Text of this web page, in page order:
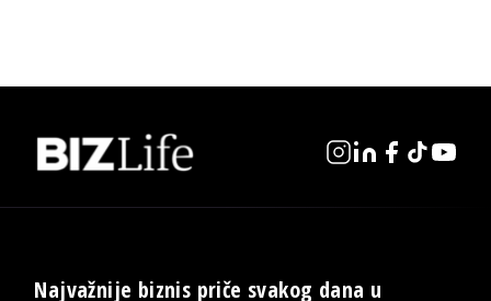
Najvažnije biznis priče svakog dana u